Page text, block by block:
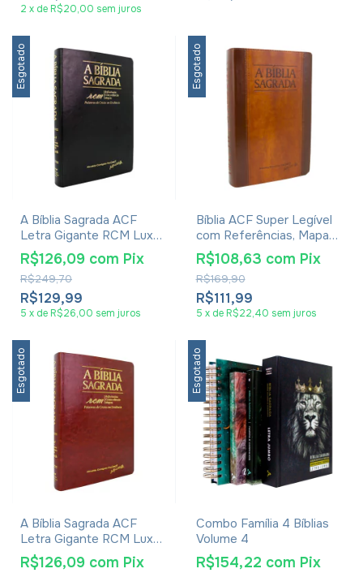
2 x de R$20,00 sem juros
Esgotado
A Bíblia Sagrada ACF
Letra Gigante RCM Luxo
Preta
R$129,99
R$249,70
R$126,09 com Pix
5 x de R$26,00 sem juros
Esgotado
Bíblia ACF Super Legível
com Referências, Mapas
e Índice - Capa Luxo |
Chocolate Havana
R$111,99
R$169,90
R$108,63 com Pix
5 x de R$22,40 sem juros
Esgotado
A Bíblia Sagrada ACF
Letra Gigante RCM Luxo
Mogno
R$126,09 com Pix
Esgotado
Combo Família 4 Bíblias
Volume 4
R$154,22 com Pix